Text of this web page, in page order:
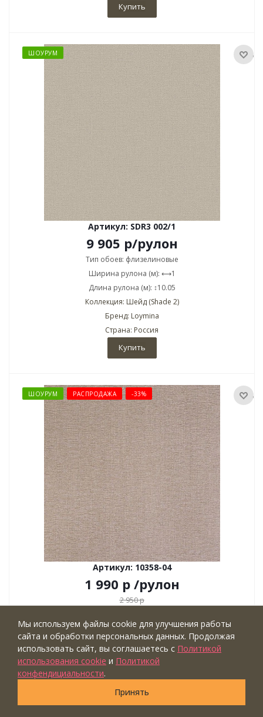
Купить
ШОУРУМ
Артикул: SDR3 002/1
9 905 р/рулон
Тип обоев: флизелиновые
Ширина рулона (м): ⟷1
Длина рулона (м): ↕10.05
Коллекция: Шейд (Shade 2)
Бренд: Loymina
Страна: Россия
Купить
ШОУРУМ РАСПРОДАЖА -33%
Артикул: 10358-04
1 990 р /рулон
2 950р
Тип обоев: винил на флизелине
Ширина рулона (м): ⟷1,06
Длина рулона (м): ↕10,05
Коллекция: Dieter Langer Eleganza
Страна: Россия
Мы используем файлы cookie для улучшения работы
сайта и обработки персональных данных. Продолжая
использовать сайт, вы соглашаетесь с Политикой
использования cookie и Политикой
конфендициальности.
Принять